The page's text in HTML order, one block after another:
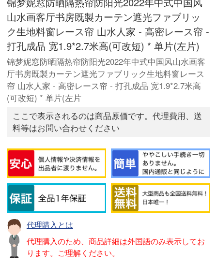
山水画客厅书房既製カーテン遮光ファブリッ
ク生地料窗レース帘 山水人家 - 高密レース帘 -
打孔成品 宽1.9*2.7米高(可改短) * 单片(左片)
锦梦妮窓防晒隔热帘防阳光2022年中式中国风山水画客
厅书房既製カーテン遮光ファブリック生地料窗レース
帘 山水人家 - 高密レース帘 - 打孔成品 宽1.9*2.7米高
(可改短) * 单片(左片
ここで表示されるのは商品原価です。代理費用、送
料等はお問い合わせください
代理購入とは
代理購入のため、商品詳細は外国語のみ表示してお
ります。ご理解ください。